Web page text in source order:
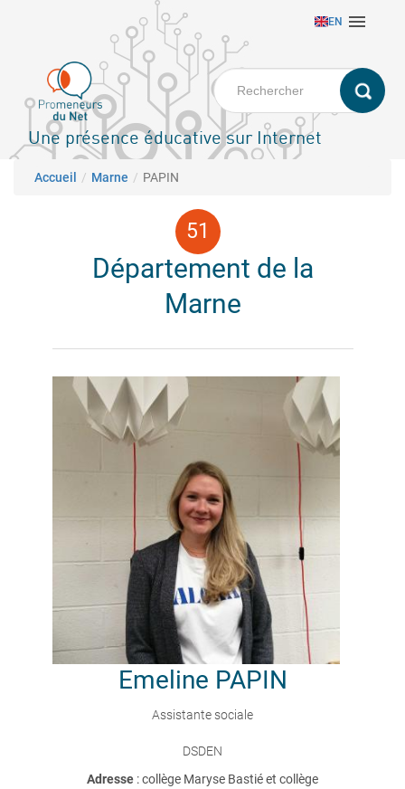
principal
EN 
Une présence éducative sur Internet
Fil d'Ariane
Accueil Marne PAPIN
Département de la
Marne
Emeline PAPIN
Assistante sociale
DSDEN
Adresse : collège Maryse Bastié et collège